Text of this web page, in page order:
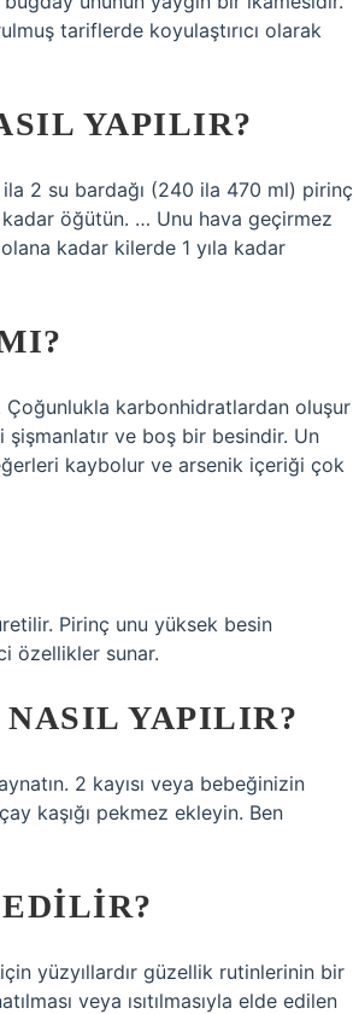
tariflerde koyulaştırıcı olarak
YAPILIR?
2 su bardağı (240 ila 470 ml) pirinç
kadar öğütün. … Unu hava geçirmez
kadar kilerde 1 yıla kadar
karbonhidratlardan oluşur
ve boş bir besindir. Un
kaybolur ve arsenik içeriği çok
Pirinç unu yüksek besin
özellikler sunar.
YAPILIR?
2 kayısı veya bebeğinizin
kaşığı pekmez ekleyin. Ben
yüzyıllardır güzellik rutinlerinin bir
veya ısıtılmasıyla elde edilen